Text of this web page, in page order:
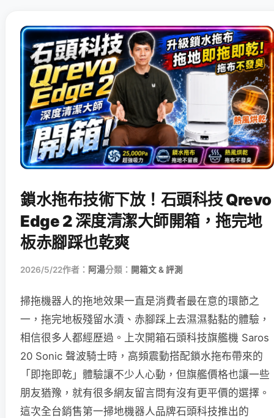
鎖水拖布技術下放！石頭科技 Qrevo
Edge 2 深度清潔大師開箱，拖完地
板赤腳踩也乾爽
2026/5/22作者： 阿湯分類： 開箱文 & 評測
掃拖機器人的拖地效果一直是消費者最在意的環節之
一，拖完地板殘留水漬、赤腳踩上去濕濕黏黏的體驗，
相信很多人都經歷過。上次開箱石頭科技旗艦機 Saros
20 Sonic 聲波騎士時，高頻震動搭配鎖水拖布帶來的
「即拖即乾」體驗讓不少人心動，但旗艦價格也讓一些
朋友猶豫，就有很多網友留言問有沒有更平價的選擇。
這次全台銷售第一掃地機器人品牌石頭科技推出的